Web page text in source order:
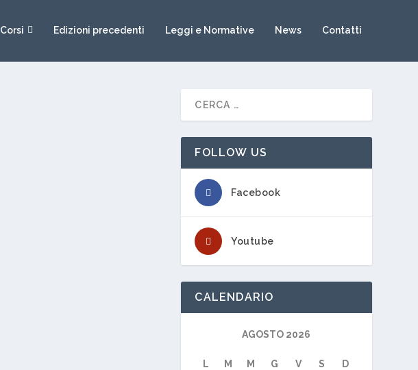
Corsi Edizioni precedenti Leggi e Normative News Contatti
FOLLOW US
Facebook
Youtube
CALENDARIO
AGOSTO 2026
L M M G V S D